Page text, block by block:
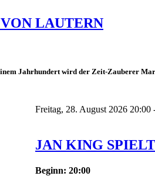
LAUTERN
Jahrhundert wird der Zeit-Zauberer
Freitag, 28. August 2026 20:00
JAN KING
Beginn: 20:00